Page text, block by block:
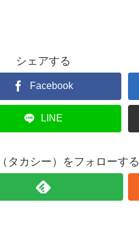
シェアする
Facebook
LINE
タカシー）をフォローする